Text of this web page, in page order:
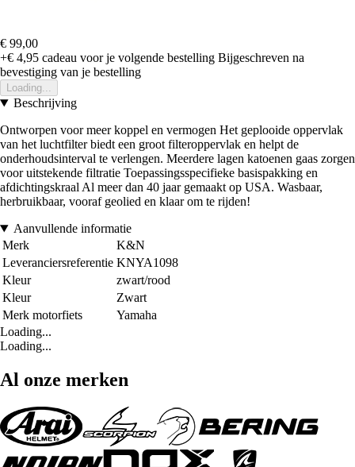
€ 99,00
+€ 4,95 cadeau voor je volgende bestelling Bijgeschreven na
bevestiging van je bestelling
Loading...
Beschrijving
Ontworpen voor meer koppel en vermogen Het geplooide oppervlak
van het luchtfilter biedt een groot filteroppervlak en helpt de
onderhoudsinterval te verlengen. Meerdere lagen katoenen gaas zorgen
voor uitstekende filtratie Toepassingsspecifieke basispakking en
afdichtingskraal Al meer dan 40 jaar gemaakt op USA. Wasbaar,
herbruikbaar, vooraf geolied en klaar om te rijden!
Aanvullende informatie
Merk
K&N
Leveranciersreferentie KNYA1098
Kleur
zwart/rood
Kleur
Zwart
Merk motorfiets
Yamaha
Loading...
Loading...
Al onze merken